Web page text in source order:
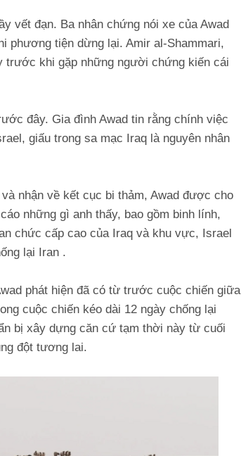
vết đạn. Ba nhân chứng nói xe của Awad
phương tiện dừng lại. Amir al-Shammari,
trước khi gặp những người chứng kiến cái
đây. Gia đình Awad tin rằng chính việc
giấu trong sa mạc Iraq là nguyên nhân
nhận về kết cục bi thảm, Awad được cho
những gì anh thấy, bao gồm binh lính,
chức cấp cao của Iraq và khu vực, Israel
lại Iran .
phát hiện đã có từ trước cuộc chiến giữa
cuộc chiến kéo dài 12 ngày chống lại
bị xây dựng căn cứ tạm thời này từ cuối
đột tương lai.